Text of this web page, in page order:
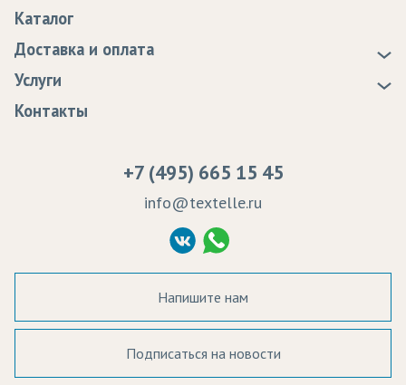
Статьи
Программа лояльности
Сертификаты качества
Судебные решения
Политика Конфиденциальности
Согласие на обработку ПД
Каталог
Доставка и оплата
Доставка
Оплата
Услуги
Образцы
Контакты
+7 (495) 665 15 45
info@textelle.ru
Напишите нам
Подписаться на новости